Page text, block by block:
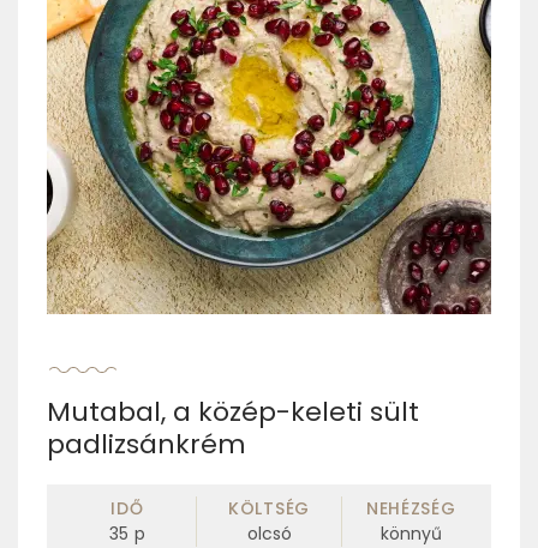
Mutabal, a közép-keleti sült
padlizsánkrém
IDŐ
35 p
KÖLTSÉG
olcsó
NEHÉZSÉG
könnyű